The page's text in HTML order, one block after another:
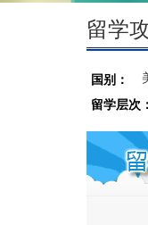
留学
国别：
留学层次：